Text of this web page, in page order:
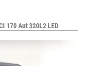
170 Aut 320L2 LED